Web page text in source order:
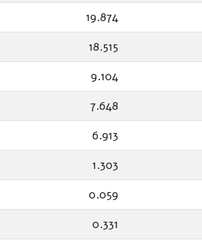
19.874
18.515
9.104
7.648
6.913
1.303
0.059
0.331